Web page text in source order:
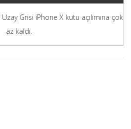
Grisi iPhone X kutu açılımına çok
az kaldı.